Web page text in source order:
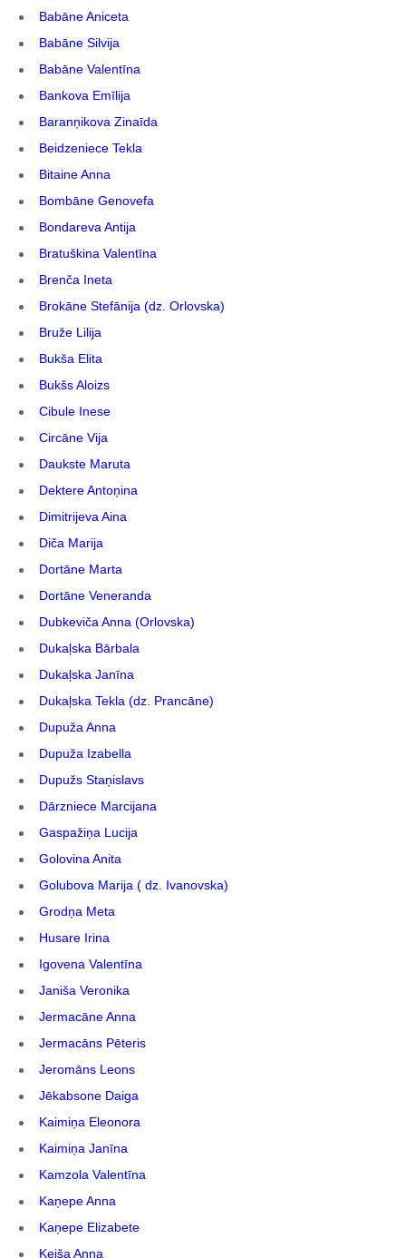
Babāne Aniceta
Babāne Silvija
Babāne Valentīna
Bankova Emīlija
Baranņikova Zinaīda
Beidzeniece Tekla
Bitaine Anna
Bombāne Genovefa
Bondareva Antija
Bratuškina Valentīna
Brenča Ineta
Brokāne Stefānija (dz. Orlovska)
Bruže Lilija
Bukša Elita
Bukšs Aloizs
Cibule Inese
Circāne Vija
Daukste Maruta
Dektere Antoņina
Dimitrijeva Aina
Diča Marija
Dortāne Marta
Dortāne Veneranda
Dubkeviča Anna (Orlovska)
Dukaļska Bārbala
Dukaļska Janīna
Dukaļska Tekla (dz. Prancāne)
Dupuža Anna
Dupuža Izabella
Dupužs Staņislavs
Dārzniece Marcijana
Gaspažiņa Lucija
Golovina Anita
Golubova Marija ( dz. Ivanovska)
Grodņa Meta
Husare Irina
Igovena Valentīna
Janiša Veronika
Jermacāne Anna
Jermacāns Pēteris
Jeromāns Leons
Jēkabsone Daiga
Kaimiņa Eleonora
Kaimiņa Janīna
Kamzola Valentīna
Kaņepe Anna
Kaņepe Elizabete
Keiša Anna